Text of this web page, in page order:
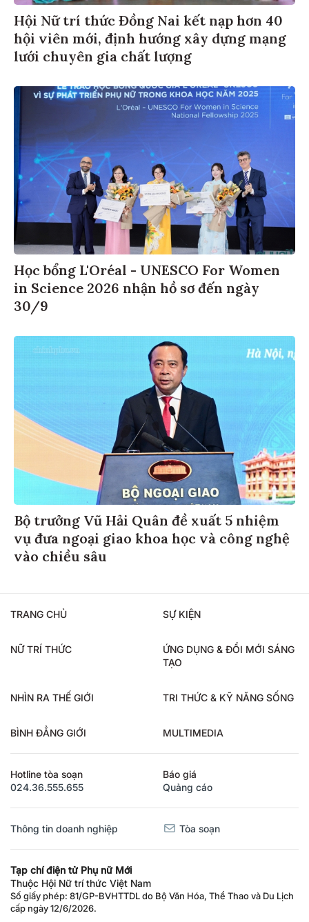
Hội Nữ trí thức Đồng Nai kết nạp hơn 40
hội viên mới, định hướng xây dựng mạng
lưới chuyên gia chất lượng
Học bổng L'Oréal - UNESCO For Women
in Science 2026 nhận hồ sơ đến ngày
30/9
Bộ trưởng Vũ Hải Quân đề xuất 5 nhiệm
vụ đưa ngoại giao khoa học và công nghệ
vào chiều sâu
TRANG CHỦ SỰ KIỆN
NỮ TRÍ THỨC
ỨNG DỤNG & ĐỔI MỚI SÁNG
TẠO
NHÌN RA THẾ GIỚI TRI THỨC & KỸ NĂNG SỐNG
BÌNH ĐẲNG GIỚI MULTIMEDIA
Hotline tòa soạn
024.36.555.655
Báo giá
Quảng cáo
Thông tin doanh nghiệp Tòa soạn
Tạp chí điện tử Phụ nữ Mới
Thuộc Hội Nữ trí thức Việt Nam
Số giấy phép: 81/GP-BVHTTDL do Bộ Văn Hóa, Thể Thao và Du Lịch
cấp ngày 12/6/2026.